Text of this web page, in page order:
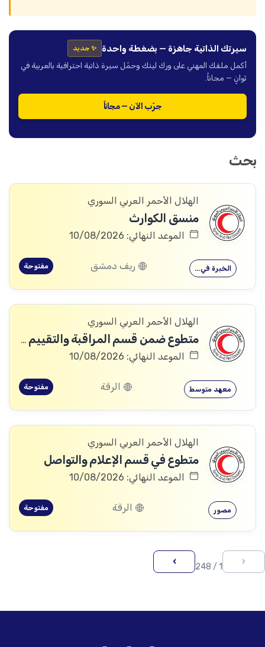
سيرتك الذاتية جاهزة — بضغطة واحدة ✨ جديد
أكمل ملفك المهني على ورك لينك وحمّل سيرة ذاتية احترافية بالعربية في
ثوانٍ — مجاناً.
جرّب الآن — مجاناً
بحث
الهلال الأحمر العربي السوري
منسق الكوارث
الموعد النهائي: 10/08/2026
الخبرة في… ريف دمشق مفتوحة
الهلال الأحمر العربي السوري
متطوع ضمن قسم المراقبة والتقييم والتعلم (MEAL)
الموعد النهائي: 10/08/2026
معهد متوسط الرقة مفتوحة
الهلال الأحمر العربي السوري
متطوع في قسم الإعلام والتواصل
الموعد النهائي: 10/08/2026
مصور الرقة مفتوحة
‹
1 / 248
›